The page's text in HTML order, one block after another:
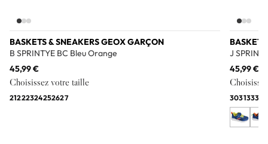
BASKETS & SNEAKERS GEOX GARÇON
B SPRINTYE BC Bleu Orange
45,99 €
Choisissez votre taille
21222324252627
J
45,99 €
30313334